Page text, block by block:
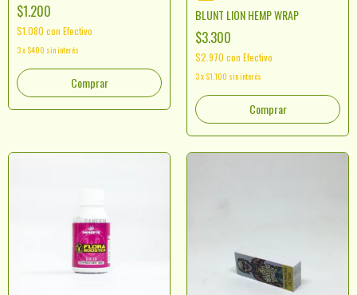
$1.200
$1.080 con Efectivo
3x $400 sin interés
BLUNT LION HEMP WRAP
$3.300
$2.970 con Efectivo
3x $1.100 sin interés
Comprar